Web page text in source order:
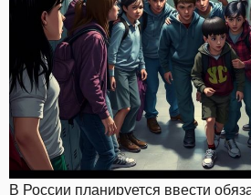
В России планируется ввести